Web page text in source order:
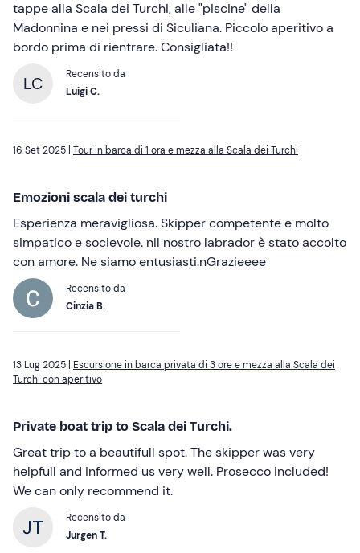
tappe alla Scala dei Turchi, alle "piscine" della
Madonnina e nei pressi di Siculiana. Piccolo aperitivo a
bordo prima di rientrare. Consigliata!!
LC
Recensito da
Luigi C.
16 Set 2025 | Tour in barca di 1 ora e mezza alla Scala dei Turchi
Emozioni scala dei turchi
Esperienza meravigliosa. Skipper competente e molto
simpatico e socievole. nIl nostro labrador è stato accolto
con amore. Ne siamo entusiasti.nGrazieeee
Recensito da
Cinzia B.
13 Lug 2025 | Escursione in barca privata di 3 ore e mezza alla Scala dei
Turchi con aperitivo
Private boat trip to Scala dei Turchi.
Great trip to a beautifull spot. The skipper was very
helpfull and informed us very well. Prosecco included!
We can only recommend it.
Recensito da
Jurgen T.